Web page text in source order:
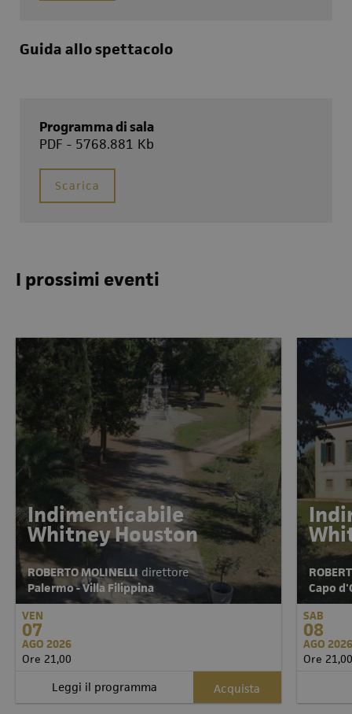
Guida allo spettacolo
Programma di sala
PDF - 5768.881 Kb
Scarica
I prossimi eventi
Indimenticabile
Whitney Houston
ROBERTO MOLINELLI direttore
Palermo - Villa Filippina
VEN
07
AGO 2026
Ore 21,00
Leggi il programma Acquista
Capo
SAB
08
AGO
Ore